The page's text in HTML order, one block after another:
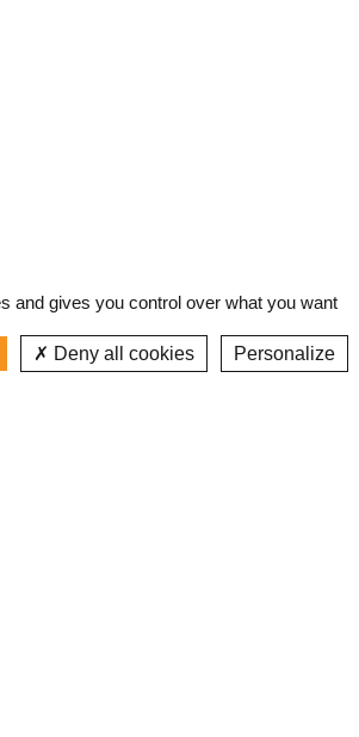
La radio
and gives you control over what you want
Deny all cookies
Personalize